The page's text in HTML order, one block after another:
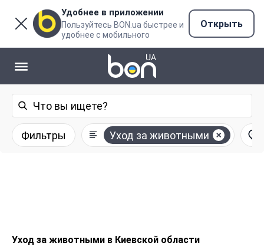
Удобнее в приложении
Пользуйтесь BON.ua быстрее и
удобнее с мобильного
Открыть
Фильтры Уход за животными
Уход за животными в Киевской области